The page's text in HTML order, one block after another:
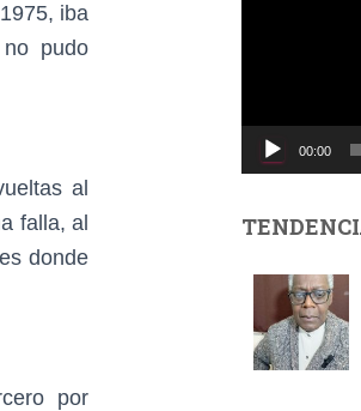
iba
pudo
al
falla, al
donde
por
t
00:00